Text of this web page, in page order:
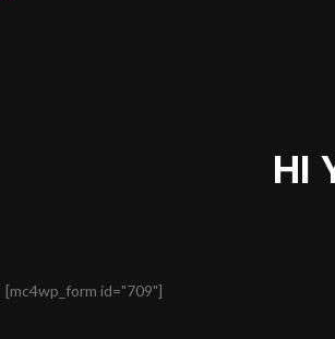
HI
[mc4wp_form id="709"]